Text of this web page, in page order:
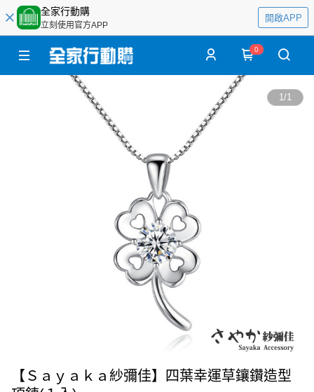
全家行動購
立刻使用官方APP
開啟APP
0
1/1
【Ｓａｙａｋａ紗彌佳】四葉幸運草鑲鑽造型